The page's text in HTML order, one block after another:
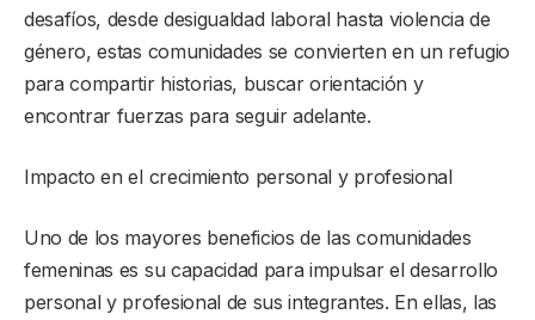
desafíos, desde desigualdad laboral hasta violencia de
género, estas comunidades se convierten en un refugio
para compartir historias, buscar orientación y
encontrar fuerzas para seguir adelante.
Impacto en el crecimiento personal y profesional
Uno de los mayores beneficios de las comunidades
femeninas es su capacidad para impulsar el desarrollo
personal y profesional de sus integrantes. En ellas, las